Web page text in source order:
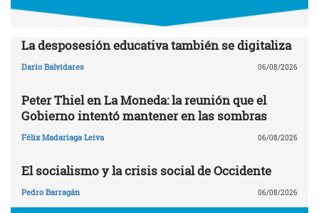
La desposesión educativa también se digitaliza
Darío Balvidares 06/08/2026
Peter Thiel en La Moneda: la reunión que el
Gobierno intentó mantener en las sombras
Félix Madariaga Leiva 06/08/2026
El socialismo y la crisis social de Occidente
Pedro Barragán 06/08/2026